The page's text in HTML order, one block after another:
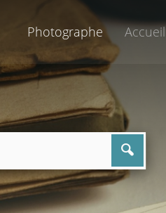
Photographe Accueil